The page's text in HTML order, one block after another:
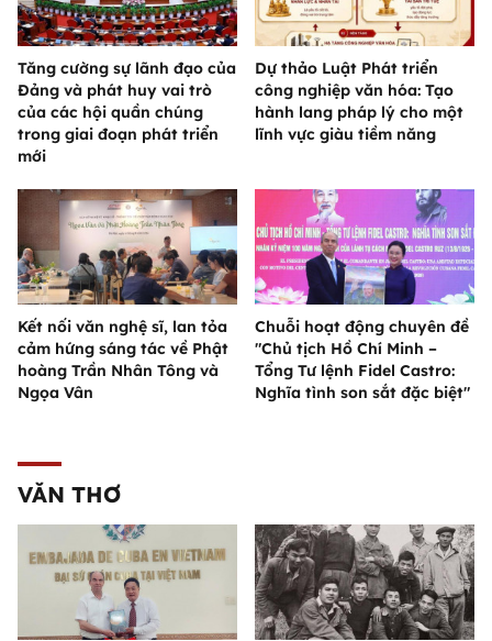
Tăng cường sự lãnh đạo của
Đảng và phát huy vai trò
của các hội quần chúng
trong giai đoạn phát triển
mới
Dự thảo Luật Phát triển
công nghiệp văn hóa: Tạo
hành lang pháp lý cho một
lĩnh vực giàu tiềm năng
Kết nối văn nghệ sĩ, lan tỏa
cảm hứng sáng tác về Phật
hoàng Trần Nhân Tông và
Ngọa Vân
Chuỗi hoạt động chuyên đề
"Chủ tịch Hồ Chí Minh –
Tổng Tư lệnh Fidel Castro:
Nghĩa tình son sắt đặc biệt"
VĂN THƠ